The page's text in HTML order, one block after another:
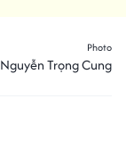
Photo
Nguyễn Trọng Cung